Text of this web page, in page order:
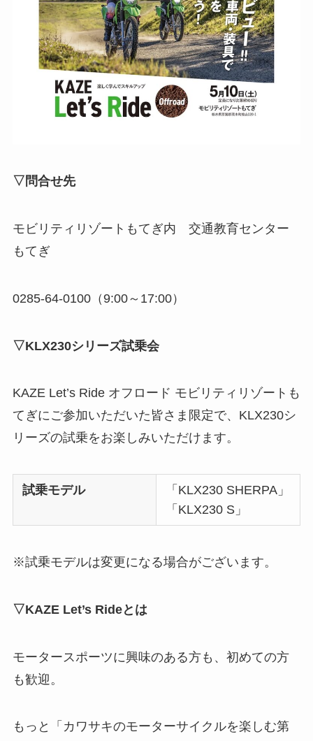
▽問合せ先
モビリティリゾートもてぎ内 交通教育センター
もてぎ
0285-64-0100（9:00～17:00）
▽KLX230シリーズ試乗会
KAZE Let’s Ride オフロード モビリティリゾートも
てぎにご参加いただいた皆さま限定で、KLX230シ
リーズの試乗をお楽しみいただけます。
試乗モデル
「KLX230 SHERPA」
「KLX230 S」
※試乗モデルは変更になる場合がございます。
▽KAZE Let’s Rideとは
モータースポーツに興味のある方も、初めての方
も歓迎。
もっと「カワサキのモーターサイクルを楽しむ第